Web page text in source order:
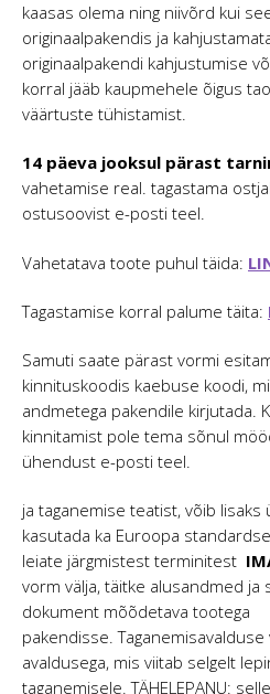
kaasas olema ning niivõrd kui
originaalpakendis ja
originaalpakendi kahjustumise
korral jääb kaupmehele õigus
väärtuste tühistamist.
14 päeva jooksul pärast
vahetamise real. tagastama
ostusoovist e-posti teel.
Vahetatava toote puhul täida:
Tagastamise korral palume täita:
Samuti saate pärast vormi
kinnituskoodis kaebuse koodi,
andmetega pakendile kirjutada.
kinnitamist pole tema sõnul
ühendust e-posti teel.
ja taganemise teatist, võib
kasutada ka Euroopa
leiate järgmistest terminitest
vorm välja, täitke alusandmed ja
dokument mõõdetava tootega
pakendisse.
avaldusega, mis viitab selgelt
taganemisele. TÄHELEPANU: